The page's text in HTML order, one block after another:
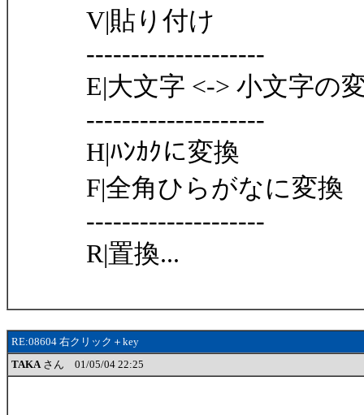
V|貼り付け
--------------------
E|大文字 <-> 小文字の
--------------------
H|ﾊﾝｶｸに変換
F|全角ひらがなに変換
--------------------
R|置換...
RE:08604 右クリック＋key
TAKAさん 01/05/04 22:25